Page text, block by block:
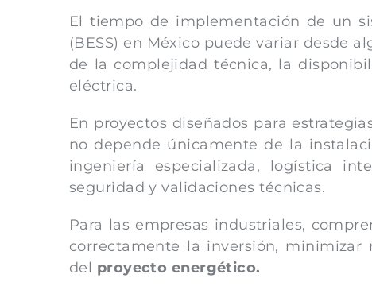
El tiempo de implementación de un
(BESS) en México puede variar desde
de la complejidad técnica, la
eléctrica.
En proyectos diseñados para
no depende únicamente de la
ingeniería especializada, logística
seguridad y validaciones técnicas.
Para las empresas industriales,
correctamente la inversión, minimizar
del proyecto energético.